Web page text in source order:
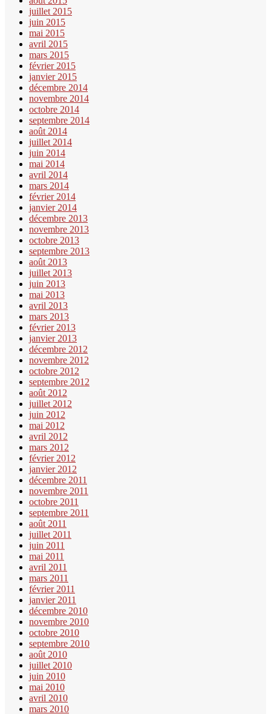
juillet 2015
juin 2015
mai 2015
avril 2015
mars 2015
février 2015
janvier 2015
décembre 2014
novembre 2014
octobre 2014
septembre 2014
août 2014
juillet 2014
juin 2014
mai 2014
avril 2014
mars 2014
février 2014
janvier 2014
décembre 2013
novembre 2013
octobre 2013
septembre 2013
août 2013
juillet 2013
juin 2013
mai 2013
avril 2013
mars 2013
février 2013
janvier 2013
décembre 2012
novembre 2012
octobre 2012
septembre 2012
août 2012
juillet 2012
juin 2012
mai 2012
avril 2012
mars 2012
février 2012
janvier 2012
décembre 2011
novembre 2011
octobre 2011
septembre 2011
août 2011
juillet 2011
juin 2011
mai 2011
avril 2011
mars 2011
février 2011
janvier 2011
décembre 2010
novembre 2010
octobre 2010
septembre 2010
août 2010
juillet 2010
juin 2010
mai 2010
avril 2010
mars 2010